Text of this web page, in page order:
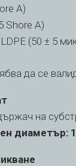
A)
Shore A)
(50 ± 5
да се
на
диаметър: